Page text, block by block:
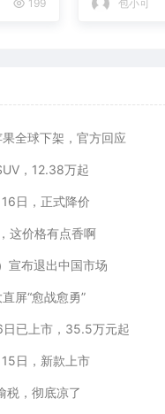
199 包小可
全球下架，官方回应
，12.38万起
日，正式降价
这价格有点香啊
宣布退出中国市场
屏“愈战愈勇”
已上市，35.5万元起
日，新款上市
税，彻底凉了